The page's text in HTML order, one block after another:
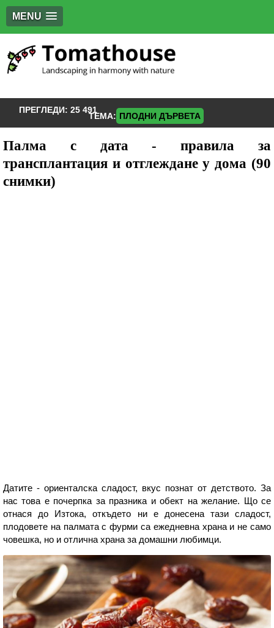
MENU
ПРЕГЛЕДИ: 25 491
ТЕМА: ПЛОДНИ ДЪРВЕТА
Палма с дата - правила за
трансплантация и отглеждане у дома (90
снимки)
Датите - ориенталска сладост, вкус познат от детството. За
нас това е почерпка за празника и обект на желание. Що се
отнася до Изтока, откъдето ни е донесена тази сладост,
плодовете на палмата с фурми са ежедневна храна и не само
човешка, но и отлична храна за домашни любимци.